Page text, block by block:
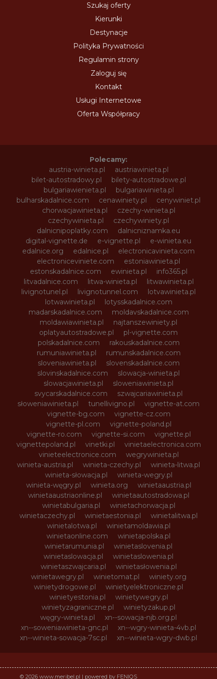
Szukaj oferty
Kierunki
Destynacje
Polityka Prywatności
Regulamin strony
Zaloguj się
Kontakt
Usługi Internetowe
Oferta Współpracy
Polecamy:
austria-winieta.pl
austriawinieta.pl
bilet-autostradowy.pl
bilety-autostradowe.pl
bulgariawienieta.pl
bulgariawinieta.pl
bulharskadalnice.com
cenawiniety.pl
cenywiniet.pl
chorwacjawinieta.pl
czechy-winieta.pl
czechywinieta.pl
czechywiniety.pl
dalnicnipoplatky.com
dalnicniznamka.eu
digital-vignette.de
e-vignette.pl
e-winieta.eu
edalnice.org
edalnice.pl
electronicavinieta.com
electroniceviniete.com
estoniawinieta.pl
estonskadalnice.com
ewinieta.pl
info365.pl
litvadalnice.com
litwa-winieta.pl
litwawinieta.pl
livignotunel.pl
livignotunnel.com
lotvawinieta.pl
lotwawinieta.pl
lotysskadalnice.com
madarskadalnice.com
moldavskadalnice.com
moldawiawinieta.pl
najtanszewiniety.pl
oplatyautostradowe.pl
pl-vignette.com
polskadalnice.com
rakouskadalnice.com
rumuniawinieta.pl
rumunskadalnice.com
sloveniawinieta.pl
slovenskadalnice.com
slovinskadalnice.com
slowacja-winieta.pl
slowacjawinieta.pl
sloweniawinieta.pl
svycarskadalnice.com
szwajcariawinieta.pl
słoweniawinieta.pl
tunellivigno.pl
vignette-at.com
vignette-bg.com
vignette-cz.com
vignette-pl.com
vignette-poland.pl
vignette-ro.com
vignette-si.com
vignette.pl
vignettepoland.pl
vinetki.pl
vinietaelectronica.com
vinieteelectronice.com
wegrywinieta.pl
winieta-austria.pl
winieta-czechy.pl
winieta-litwa.pl
winieta-słowacja.pl
winieta-wegry.pl
winieta-węgry.pl
winieta.org
winietaaustria.pl
winietaaustriaonline.pl
winietaautostradowa.pl
winietabulgaria.pl
winietachorwacja.pl
winietaczechy.pl
winietaestonia.pl
winietalitwa.pl
winietalotwa.pl
winietamoldawia.pl
winietaonline.com
winietapolska.pl
winietarumunia.pl
winietaslovenia.pl
winietaslowacja.pl
winietaslowenia.pl
winietaszwajcaria.pl
winietasłowenia.pl
winietawegry.pl
winietomat.pl
winiety.org
winietydrogowe.pl
winietyelektroniczne.pl
winietyestonia.pl
winietywegry.pl
winietyzagraniczne.pl
winietyzakup.pl
węgry-winieta.pl
xn--sowacja-njb.org.pl
xn--soweniawinieta-gnc.pl
xn--wgry-winieta-4vb.pl
xn--winieta-sowacja-7sc.pl
xn--winieta-wgry-dwb.pl
© 2026 www.meribel.pl | powered by FENIQS